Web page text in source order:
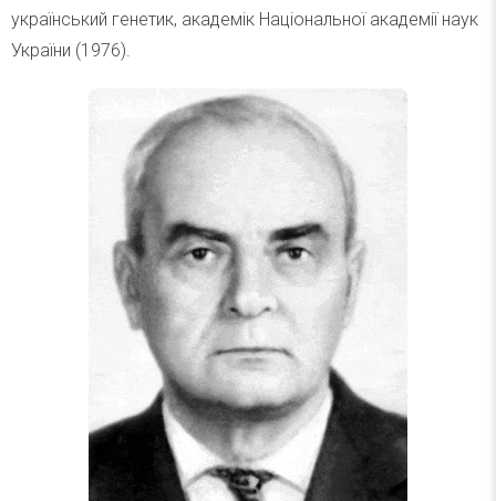
український генетик, академік Національної академії наук
України (1976).